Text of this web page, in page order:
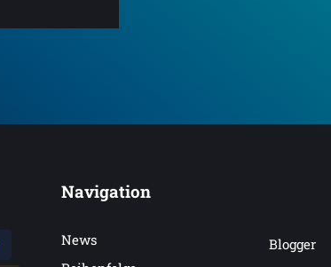
Navigation
News
Blogger